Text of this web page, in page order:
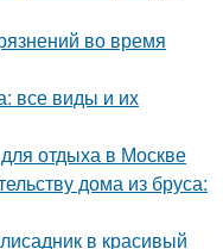
во время
все виды и их
отдыха в Москве
дома из бруса:
в красивый